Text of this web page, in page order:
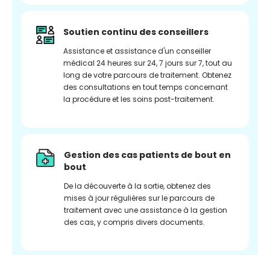
Soutien continu des conseillers
Assistance et assistance d'un conseiller
médical 24 heures sur 24, 7 jours sur 7, tout au
long de votre parcours de traitement. Obtenez
des consultations en tout temps concernant
la procédure et les soins post-traitement.
Gestion des cas patients de bout en
bout
De la découverte à la sortie, obtenez des
mises à jour régulières sur le parcours de
traitement avec une assistance à la gestion
des cas, y compris divers documents.